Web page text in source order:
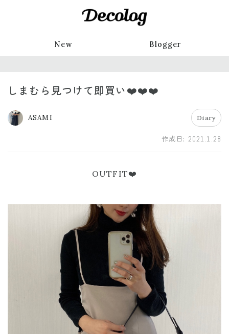
New Blogger
しまむら見つけて即買い❤️❤️❤️
ASAMI Diary
作成日: 2021.1.28
OUTFIT❤️